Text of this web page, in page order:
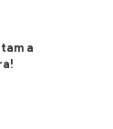
a